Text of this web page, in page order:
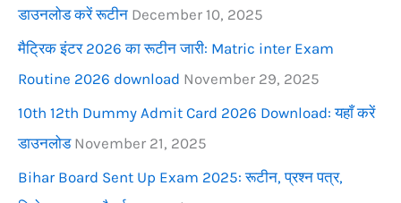
डाउनलोड करें रूटीन December 10, 2025
मैट्रिक इंटर 2026 का रूटीन जारी: Matric inter Exam
Routine 2026 download November 29, 2025
10th 12th Dummy Admit Card 2026 Download: यहाँ करें
डाउनलोड November 21, 2025
Bihar Board Sent Up Exam 2025: रूटीन, प्रश्न पत्र,